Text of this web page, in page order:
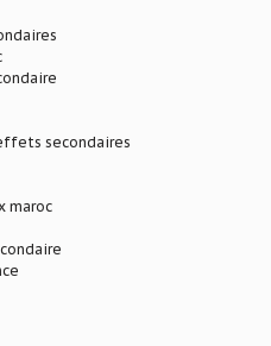
secondaires
maroc